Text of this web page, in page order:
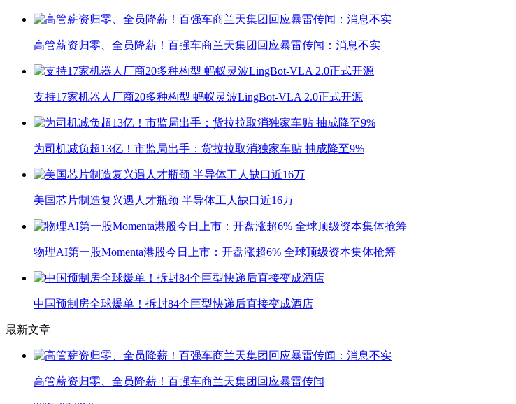
高管薪资归零、全员降薪！百强车商兰天集团回应暴雷传闻：消息不实
支持17家机器人厂商20多种构型 蚂蚁灵波LingBot-VLA 2.0正式开源
为司机减负超13亿！市监局出手：货拉拉取消独家车贴 抽成降至9%
美国芯片制造复兴遇人才瓶颈 半导体工人缺口近16万
物理AI第一股Momenta港股今日上市：开盘涨超6% 全球顶级资本集体抢筹
中国预制房全球爆单！拆封84个巨型快递后直接变成酒店
最新文章
高管薪资归零、全员降薪！百强车商兰天集团回应暴雷传闻